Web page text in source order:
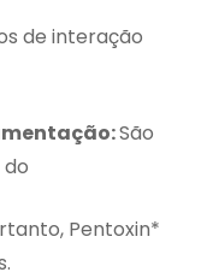
de interação
São
Pentoxin*